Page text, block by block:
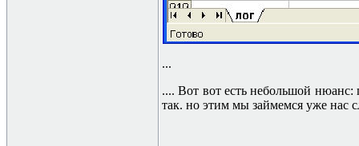
...
.... Вот вот есть небольшой нюанс:
так. но этим мы займемся уже нас